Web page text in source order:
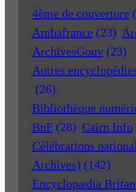
4ème de couverture
Ambafrance (23)
ArchivesGouv (23)
Autres
(26)
Bibliothèque
BnF (28) Cairn Info
Célébrations
Archives) (142)
Encyclopædia